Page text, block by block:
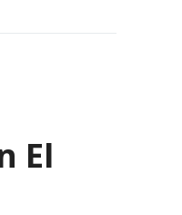
El